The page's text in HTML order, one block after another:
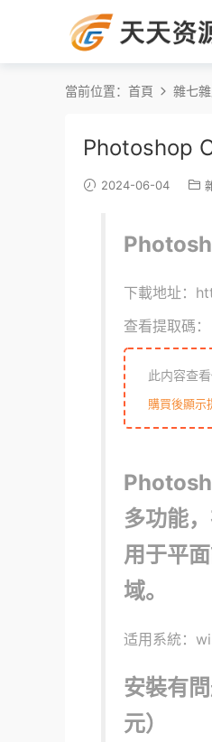
當前位置： 首頁 雜七
Photoshop
2024-06-04
下載地址：
查看提取碼：
此内容查
購買後顯示
多功能
用于平
域。
适用系統：
安裝有
元）